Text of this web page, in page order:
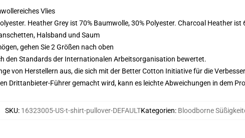
Vlies
Heather Grey ist 70% Baumwolle, 30% Polyester. Charcoal Heather ist
Halsband und Saum
gehen Sie 2 Größen nach oben
den Standards der Internationalen Arbeitsorganisation bewertet.
von Herstellern aus, die sich mit der Better Cotton Initiative für die
Drittanbieter-Führer gemacht wird, kann es leichte Abweichungen in dem
SKU: 16323005-US-t-shirt-pullover-DEFAULTKategorien: Bloodborne